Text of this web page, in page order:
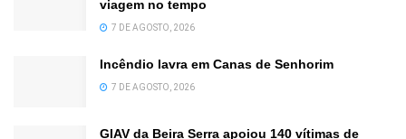
viagem no tempo
7 DE AGOSTO, 2026
Incêndio lavra em Canas de Senhorim
7 DE AGOSTO, 2026
GIAV da Beira Serra apoiou 140 vítimas de